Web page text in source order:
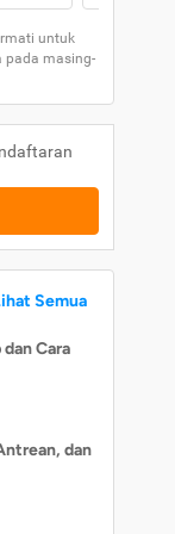
untuk
pada masing-
Semua
Cara
dan